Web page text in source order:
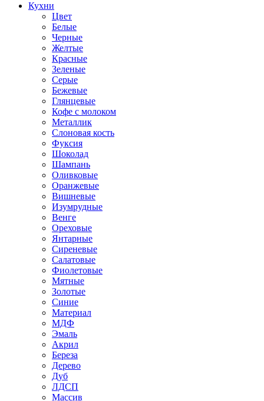
Кухни
Цвет
Белые
Черные
Желтые
Красные
Зеленые
Серые
Бежевые
Глянцевые
Кофе с молоком
Металлик
Слоновая кость
Фуксия
Шоколад
Шампань
Оливковые
Оранжевые
Вишневые
Изумрудные
Венге
Ореховые
Янтарные
Сиреневые
Салатовые
Фиолетовые
Мятные
Золотые
Синие
Материал
МДФ
Эмаль
Акрил
Береза
Дерево
Дуб
ЛДСП
Массив